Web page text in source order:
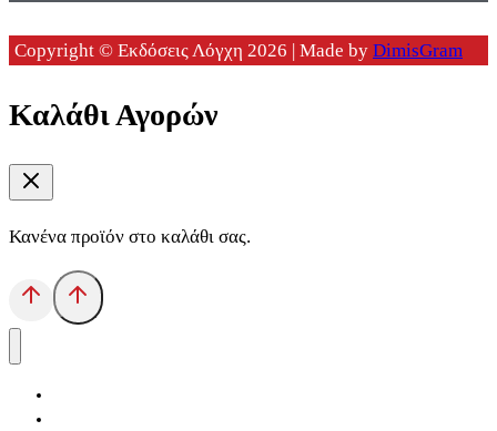
Copyright © Εκδόσεις Λόγχη 2026 | Made by DimisGram
Καλάθι Αγορών
Κανένα προϊόν στο καλάθι σας.